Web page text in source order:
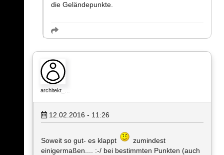
die Geländepunkte.
architekt_…
12.02.2016 - 11:26
Soweit so gut- es klappt
zumindest
einigermaßen.... :-/ bei bestimmten Punkten (auch